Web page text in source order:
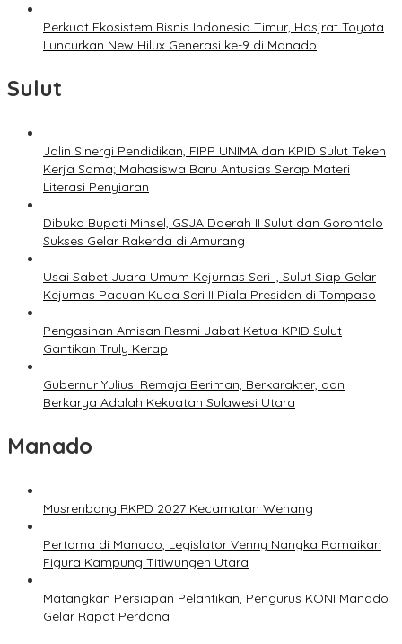
Perkuat Ekosistem Bisnis Indonesia Timur, Hasjrat Toyota
Luncurkan New Hilux Generasi ke-9 di Manado
Sulut
Jalin Sinergi Pendidikan, FIPP UNIMA dan KPID Sulut Teken
Kerja Sama; Mahasiswa Baru Antusias Serap Materi
Literasi Penyiaran
Dibuka Bupati Minsel, GSJA Daerah II Sulut dan Gorontalo
Sukses Gelar Rakerda di Amurang
Usai Sabet Juara Umum Kejurnas Seri I, Sulut Siap Gelar
Kejurnas Pacuan Kuda Seri II Piala Presiden di Tompaso
Pengasihan Amisan Resmi Jabat Ketua KPID Sulut
Gantikan Truly Kerap
Gubernur Yulius: Remaja Beriman, Berkarakter, dan
Berkarya Adalah Kekuatan Sulawesi Utara
Manado
Musrenbang RKPD 2027 Kecamatan Wenang
Pertama di Manado, Legislator Venny Nangka Ramaikan
Figura Kampung Titiwungen Utara
Matangkan Persiapan Pelantikan, Pengurus KONI Manado
Gelar Rapat Perdana